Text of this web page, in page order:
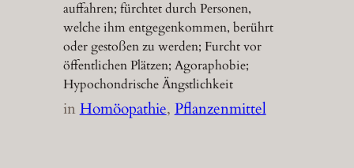
auffahren; fürchtet durch Personen,
welche ihm entgegenkommen, berührt
oder gestoßen zu werden; Furcht vor
öffentlichen Plätzen; Agoraphobie;
Hypochondrische Ängstlichkeit
inHomöopathie, Pflanzenmittel